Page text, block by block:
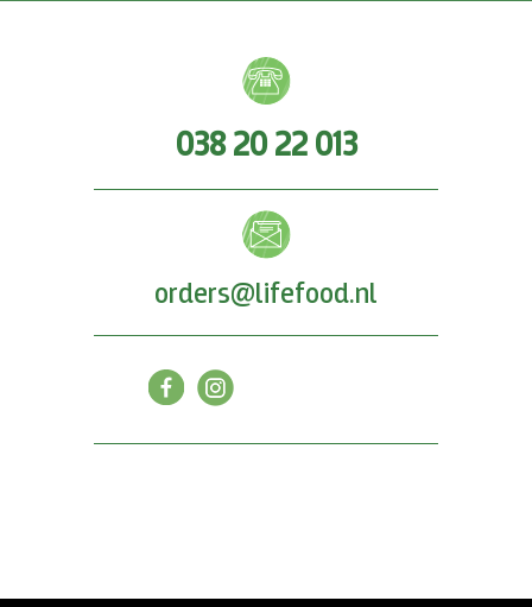
038 20 22 013
orders@lifefood.nl